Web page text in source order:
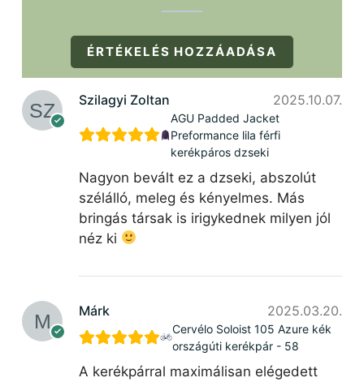
ÉRTÉKELÉS HOZZÁADÁSA
Szilagyi Zoltan 2025.10.07.
AGU Padded Jacket
Preformance lila férfi
kerékpáros dzseki
Nagyon bevált ez a dzseki, abszolút
szélálló, meleg és kényelmes. Más
bringás társak is irigykednek milyen jól
néz ki
Márk 2025.03.20.
Cervélo Soloist 105 Azure kék
országúti kerékpár - 58
A kerékpárral maximálisan elégedett